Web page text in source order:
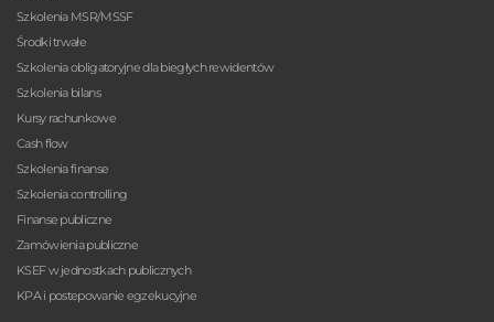
Szkolenia MSR/MSSF
Środki trwałe
Szkolenia obligatoryjne dla biegłych rewidentów
Szkolenia bilans
Kursy rachunkowe
Cash flow
Szkolenia finanse
Szkolenia controlling
Finanse publiczne
Zamówienia publiczne
KSEF w jednostkach publicznych
KPA i postepowanie egzekucyjne